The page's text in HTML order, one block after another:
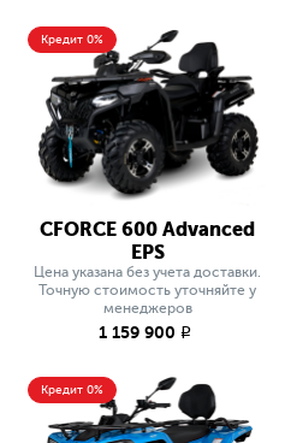
Кредит 0%
CFORCE 600 Advanced
EPS
Цена указана без учета доставки.
Точную стоимость уточняйте у
менеджеров
1 159 900 q
Кредит 0%